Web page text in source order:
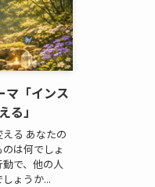
マ「インス
る」
る あなたの
は何でしょ
で、他の人
ょうか...